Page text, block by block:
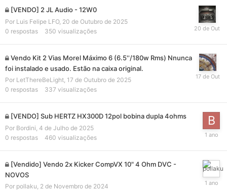
[VENDO] 2 JL Audio - 12W0
Por Luis Felipe LFO, 20 de Outubro de 2025
0 respostas 350 visualizações
Vendo Kit 2 Vias Morel Máximo 6 (6.5''/180w Rms) Nnunca
foi instalado e usado. Estão na caixa original.
Por LetThereBeLight, 17 de Outubro de 2025
0 respostas 337 visualizações
[VENDO] Sub HERTZ HX300D 12pol bobina dupla 4ohms
Por Bordini, 4 de Julho de 2025
0 respostas 460 visualizações
[Vendido] Vendo 2x Kicker CompVX 10" 4 Ohm DVC -
NOVOS
Por pollaku, 2 de Novembro de 2024